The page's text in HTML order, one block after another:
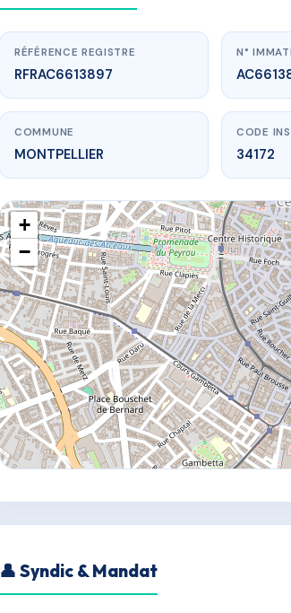
20 RUE
20 r mareschal
RÉFÉRENCE REGISTRE
RFRAC6613897
N°
COMMUNE
MONTPELLIER
CODE
34172
+
−
👤 Syndic & Mandat